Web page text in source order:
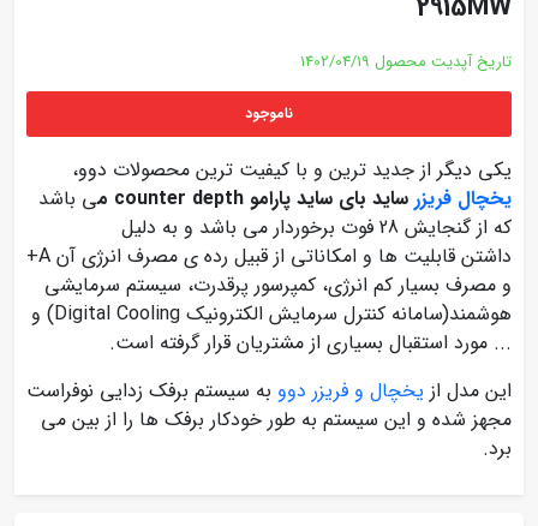
تاریخ آپدیت محصول 1402/04/19
ناموجود
یکی دیگر از جدید ترین و با کیفیت ترین محصولات دوو،
یخچال‌ فریزر ساید بای‌ ساید پارامو counter depth م
ی باشد
که از گنجایش 28 فوت برخوردار می باشد و به دلیل
داشتن قابلیت ها و امکاناتی از قبیل رده ی مصرف انرژی آن A+
و مصرف بسیار کم انرژی، کمپرسور پرقدرت، سیستم سرمایشی
هوشمند(سامانه کنترل سرمایش الکترونیک Digital Cooling) و
... مورد استقبال بسیاری از مشتریان قرار گرفته است.
این مدل از یخچال و فریزر دوو به سیستم برفک زدایی نوفراست
مجهز شده و این سیستم به طور خودکار برفک ها را از بین می
برد.